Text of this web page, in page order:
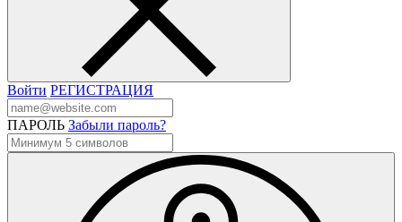
Войти РЕГИСТРАЦИЯ
ПАРОЛЬ Забыли пароль?